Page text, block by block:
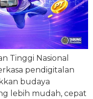
Tinggi Nasional
pendigitalan
budaya
lebih mudah, cepat